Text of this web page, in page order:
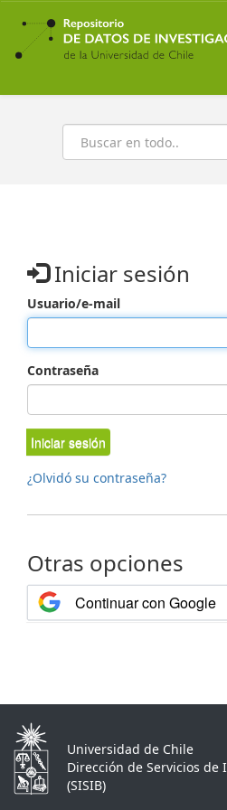
Ir
contenido
principal
Buscar
Iniciar sesión
Usuario/e-mail
Contraseña
Iniciar sesión
¿Olvidó su contraseña?
Otras opciones
Continuar con Google
Universidad de Chile
Dirección de Servicios
(SISIB)